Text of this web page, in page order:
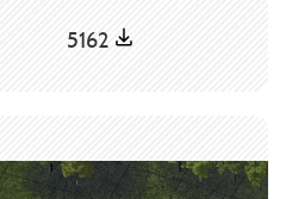
5162